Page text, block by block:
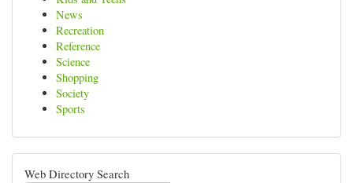
News
Recreation
Reference
Science
Shopping
Society
Sports
Web Directory Search